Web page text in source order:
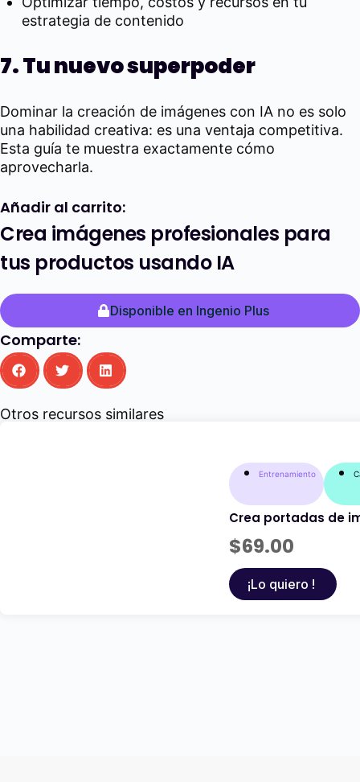
estrategia de contenido
7. Tu nuevo superpoder
Dominar la creación de imágenes con IA no es solo
una habilidad creativa: es una ventaja competitiva.
Esta guía te muestra exactamente cómo
aprovecharla.
Añadir al carrito:
Crea imágenes profesionales para
tus productos usando IA
Disponible en Ingenio Plus
Comparte:
Otros recursos similares
Entrenamiento
Crea portadas de
$69.00
¡Lo quiero !